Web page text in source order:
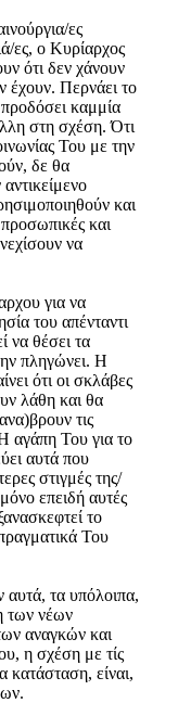
ες
ες, ο Κυρίαρχος
ότι δεν χάνουν
έχουν. Περνάει το
καμμία
στη σχέση. Ότι
Του με την
δε θα
και
και
να
για να
του απένταντι
να θέσει τα
πληγώνει. Η
ότι οι σκλάβες
λάθη και θα
τις
αγάπη Του για το
αυτά που
στιγμές της/
επειδή αυτές
το
Του
αυτά, τα υπόλοιπα,
των νέων
αναγκών και
η σχέση με τίς
είναι,